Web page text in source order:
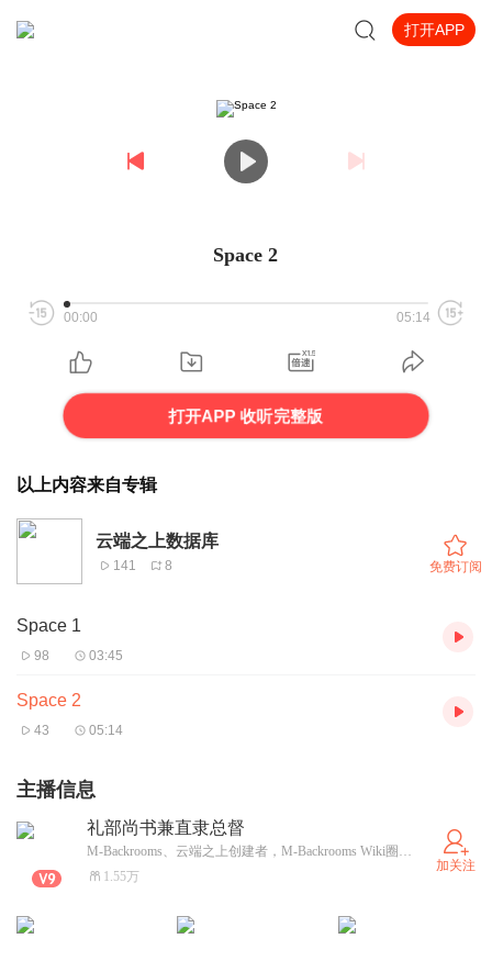
打开APP
Space 2
00:00 05:14
打开APP 收听完整版
以上内容来自专辑
云端之上数据库
141 8 免费订阅
Space 1
98 03:45
Space 2
43 05:14
主播信息
礼部尚书兼直隶总督
M-Backrooms、云端之上创建者，M-Backrooms Wiki圈主，M-Backrooms Chat管理员
1.55万
加关注